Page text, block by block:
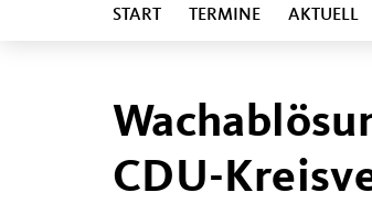
START TERMINE AKTUELL
CDU-